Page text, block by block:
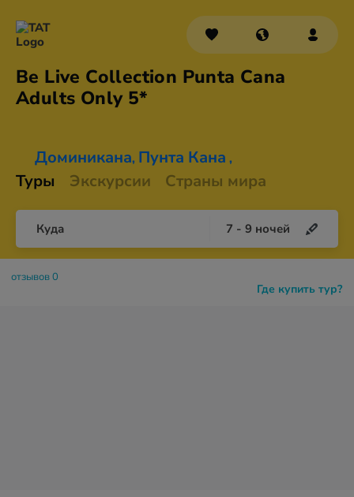
Be Live Collection Punta Cana
Adults Only 5*
Доминикана, Пунта Кана ,
Туры Экскурсии Страны мира
Куда 7 - 9 ночей
Где купить тур?
отзывов 0